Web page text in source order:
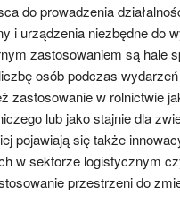
do prowadzenia
i urządzenia niezbędne do
zastosowaniem są hale
osób podczas
zastosowanie w rolnictwie
lub jako stajnie dla
pojawiają się także
w sektorze logistycznym
przestrzeni do